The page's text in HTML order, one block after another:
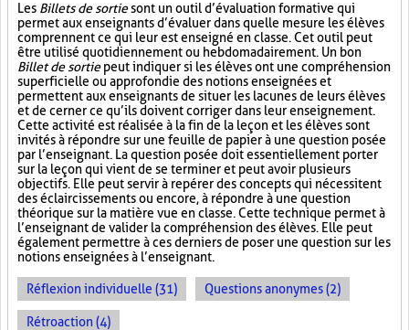
Les Billets de sortiesont un outil d’évaluation formative qui
permet aux enseignants d’évaluer dans quelle mesure les élèves
comprennent ce qui leur est enseigné en classe. Cet outil peut
être utilisé quotidiennement ou hebdomadairement. Un bon
Billet de sortiepeut indiquer si les élèves ont une compréhension
superficielle ou approfondie des notions enseignées et
permettent aux enseignants de situer les lacunes de leurs élèves
et de cerner ce qu’ils doivent corriger dans leur enseignement.
Cette activité est réalisée à la fin de la leçon et les élèves sont
invités à répondre sur une feuille de papier à une question posée
par l’enseignant. La question posée doit essentiellement porter
sur la leçon qui vient de se terminer et peut avoir plusieurs
objectifs. Elle peut servir à repérer des concepts qui nécessitent
des éclaircissements ou encore, à répondre à une question
théorique sur la matière vue en classe. Cette technique permet à
l’enseignant de valider la compréhension des élèves. Elle peut
également permettre à ces derniers de poser une question sur les
notions enseignées à l’enseignant.
Réflexion individuelle (31) Questions anonymes (2)
Rétroaction (4)